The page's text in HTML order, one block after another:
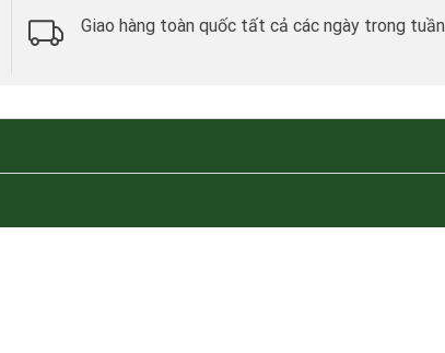
Giao hàng toàn quốc tất cả các ngày trong tuần